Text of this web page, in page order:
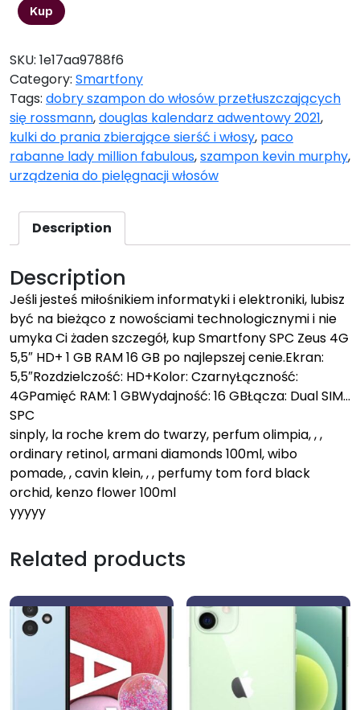
Kup
SKU: 1e17aa9788f6
Category: Smartfony
Tags: dobry szampon do włosów przetłuszczających
się rossmann,douglas kalendarz adwentowy 2021,
kulki do prania zbierające sierść i włosy, paco
rabanne lady million fabulous,szampon kevin murphy,
urządzenia do pielęgnacji włosów
Description
Description
Jeśli jesteś miłośnikiem informatyki i elektroniki, lubisz
być na bieżąco z nowościami technologicznymi i nie
umyka Ci żaden szczegół, kup Smartfony SPC Zeus 4G
5,5″ HD+ 1 GB RAM 16 GB po najlepszej cenie.Ekran:
5,5″Rozdzielczość: HD+Kolor: CzarnyŁączność:
4GPamięć RAM: 1 GBWydajność: 16 GBŁącza: Dual SIM…
SPC
sinply, la roche krem do twarzy, perfum olimpia, , ,
ordinary retinol, armani diamonds 100ml, wibo
pomade, , cavin klein, , , perfumy tom ford black
orchid, kenzo flower 100ml
yyyyy
Related products